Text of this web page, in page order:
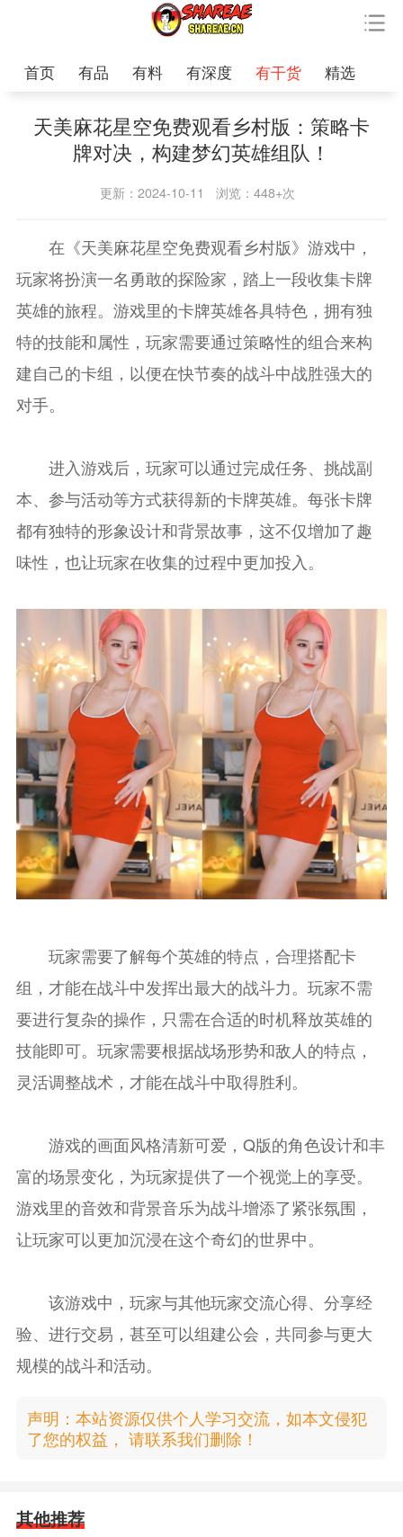
首页 有品 有料 有深度 有干货 精选
天美麻花星空免费观看乡村版：策略卡
牌对决，构建梦幻英雄组队！
更新：2024-10-11 浏览：448+次
在《天美麻花星空免费观看乡村版》游戏中，
玩家将扮演一名勇敢的探险家，踏上一段收集卡牌
英雄的旅程。游戏里的卡牌英雄各具特色，拥有独
特的技能和属性，玩家需要通过策略性的组合来构
建自己的卡组，以便在快节奏的战斗中战胜强大的
对手。
进入游戏后，玩家可以通过完成任务、挑战副
本、参与活动等方式获得新的卡牌英雄。每张卡牌
都有独特的形象设计和背景故事，这不仅增加了趣
味性，也让玩家在收集的过程中更加投入。
玩家需要了解每个英雄的特点，合理搭配卡
组，才能在战斗中发挥出最大的战斗力。玩家不需
要进行复杂的操作，只需在合适的时机释放英雄的
技能即可。玩家需要根据战场形势和敌人的特点，
灵活调整战术，才能在战斗中取得胜利。
游戏的画面风格清新可爱，Q版的角色设计和丰
富的场景变化，为玩家提供了一个视觉上的享受。
游戏里的音效和背景音乐为战斗增添了紧张氛围，
让玩家可以更加沉浸在这个奇幻的世界中。
该游戏中，玩家与其他玩家交流心得、分享经
验、进行交易，甚至可以组建公会，共同参与更大
规模的战斗和活动。
声明：本站资源仅供个人学习交流，如本文侵犯
了您的权益， 请联系我们删除！
其他推荐